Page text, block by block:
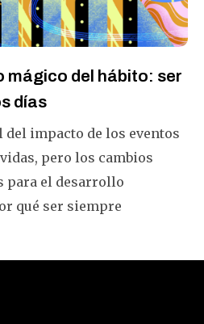
mágico del hábito: ser
días
impacto de los eventos
pero los cambios
para el desarrollo
qué ser siempre